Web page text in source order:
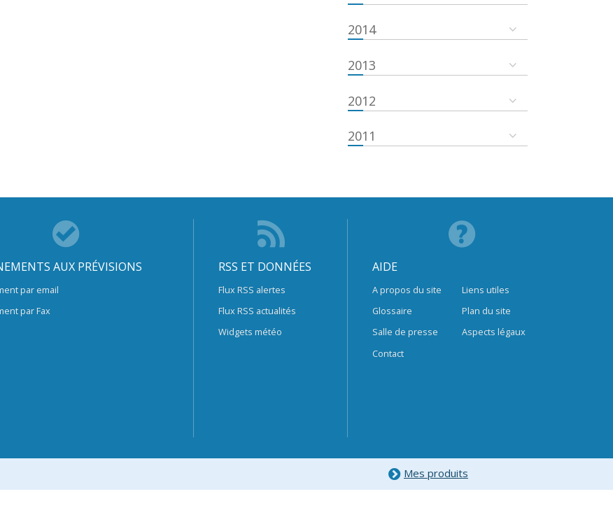
2014
2013
2012
2011
AUX PRÉVISIONS
par email
par Fax
RSS ET DONNÉES
Flux RSS alertes
Flux RSS actualités
Widgets météo
AIDE
A propos du site
Glossaire
Salle de presse
Contact
Liens utiles
Plan du site
Aspects légaux
Mes produits